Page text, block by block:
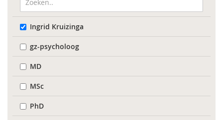
Ingrid Kruizinga
gz-psycholoog
MD
MSc
PhD